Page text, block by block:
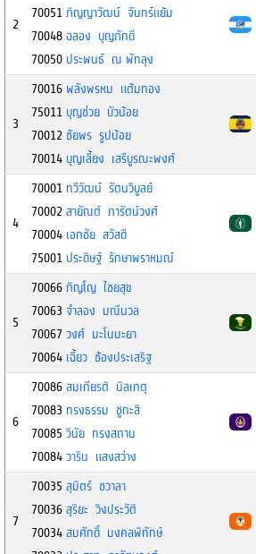
2
70051 ภิญญาวัฒน์ จันทร์แย้ม
70048 ฉลอง บุญภักดี
70050 ประพนธ์ ณ พัทลุง
3
70016 พลังพรหม แต้มทอง
75011 บุญช่วย บัวน้อย
70012 ชัยพร รูปน้อย
70014 บุญเลี้ยง เสรีบูรณะพงศ์
4
70001 ทวีวัฒน์ รัตนวิบูลย์
70002 สายัณต์ ภารัตน์วงศ์
70004 เอกชัย สวัสดี
75001 ประดิษฐ์ รักษาพราหมณ์
5
70066 ภิญโญ ไชยสุข
70063 จำลอง มณีนวล
70067 วงศ์ มะโนมะยา
70064 เฉี้ยว ช้องประเสริฐ
6
70086 สมเกียรติ นิลเกตุ
70083 ทรงธรรม ชูกะสิ
70085 วินัย ทรงสถาน
70084 วาริน แสงสว่าง
7
70035 สุมิตร์ ชวาลา
70036 สุริยะ วิงประวัติ
70034 สมศักดิ์ มงคลพิทักษ์